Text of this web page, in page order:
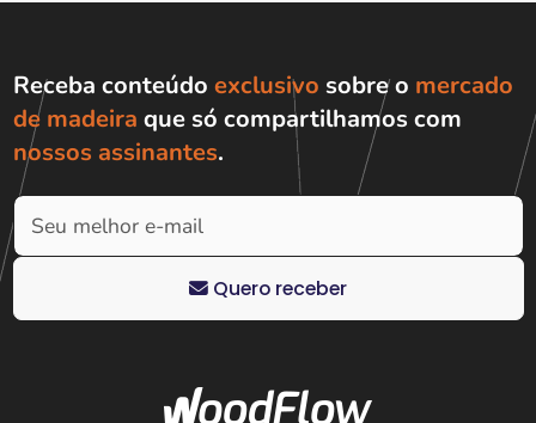
Receba conteúdo exclusivo sobre o mercado
de madeira que só compartilhamos com
nossos assinantes.
Quero receber